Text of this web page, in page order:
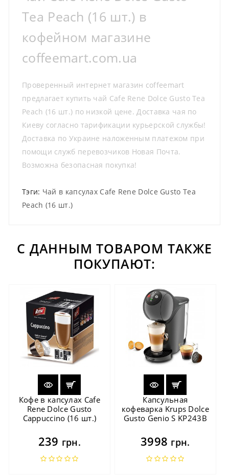
Tea Peach (16 шт.) в
кофейном магазине
coffeemart.com.ua
Проверенный интернет магазин coffeemart
предлагает купить чай Cafe Rene Dolce Gusto Tea
Peach (16 шт.) по низкой цене. Доставка чая по
Киеву согласно тарификации курьерской службы!
Доставка по Украине наложенным платежом при
помощи служб перевозчиков Новая Почта.
Возможна безопасная покупка!
Тэги: Чай в капсулах Cafe Rene Dolce Gusto Tea
Peach (16 шт.)
С ДАННЫМ ТОВАРОМ ТАКЖЕ
ПОКУПАЮТ:
Кофе в капсулах Cafe
Rene Dolce Gusto
Cappuccino (16 шт.)
239 грн.
Капсульная
кофеварка Krups Dolce
Gusto Genio S KP243B
3998 грн.